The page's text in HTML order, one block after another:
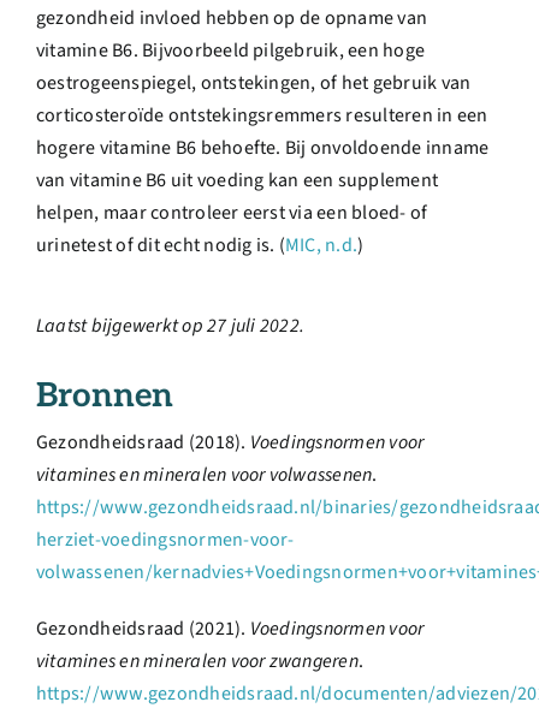
gezondheid invloed hebben op de opname van
vitamine B6. Bijvoorbeeld pilgebruik, een hoge
oestrogeenspiegel, ontstekingen, of het gebruik van
corticosteroïde ontstekingsremmers resulteren in een
hogere vitamine B6 behoefte. Bij onvoldoende inname
van vitamine B6 uit voeding kan een supplement
helpen, maar controleer eerst via een bloed- of
urinetest of dit echt nodig is. (MIC, n.d.)
Laatst bijgewerkt op 27 juli 2022.
Bronnen
Gezondheidsraad (2018). Voedingsnormen voor
vitamines en mineralen voor volwassenen.
https://www.gezondheidsraad.nl/binaries/
herziet-voedingsnormen-voor-
volwassenen/
Gezondheidsraad (2021). Voedingsnormen voor
vitamines en mineralen voor zwangeren.
https://www.gezondheidsraad.nl/documenten/adviezen/